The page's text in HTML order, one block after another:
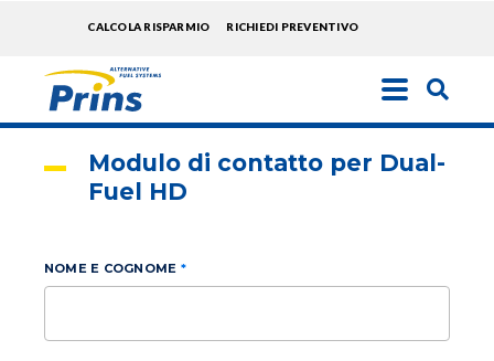
TOPMENU
CALCOLA RISPARMIO RICHIEDI PREVENTIVO
Modulo di contatto per Dual-
Fuel HD
NOME E COGNOME